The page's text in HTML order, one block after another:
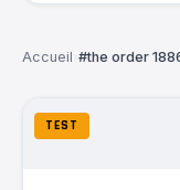
Accueil #the order
TEST